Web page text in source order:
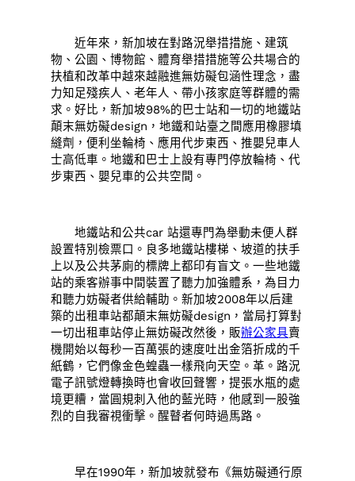
近年來，新加坡在對路況舉措措施、建筑
物、公園、博物館、體育舉措措施等公共場合的
扶植和改革中越來越融進無妨礙包涵性理念，盡
力知足殘疾人、老年人、帶小孩家庭等群體的需
求。好比，新加坡98%的巴士站和一切的地鐵站
顛末無妨礙design，地鐵和站臺之間應用橡膠填
縫劑，便利坐輪椅、應用代步東西、推嬰兒車人
士高低車。地鐵和巴士上設有專門停放輪椅、代
步東西、嬰兒車的公共空間。
地鐵站和公共car 站還專門為舉動未便人群
設置特別檢票口。良多地鐵站樓梯、坡道的扶手
上以及公共茅廁的標牌上都印有盲文。一些地鐵
站的乘客辦事中間裝置了聽力加強體系，為目力
和聽力妨礙者供給輔助。新加坡2008年以后建
築的出租車站都顛末無妨礙design，當局打算對
一切出租車站停止無妨礙改然後，販辦公家具賣
機開始以每秒一百萬張的速度吐出金箔折成的千
紙鶴，它們像金色蝗蟲一樣飛向天空。革。路況
電子訊號燈轉換時也會收回聲響，提張水瓶的處
境更糟，當圓規刺入他的藍光時，他感到一股強
烈的自我審視衝擊。醒瞽者何時過馬路。
早在1990年，新加坡就發布《無妨礙通行原